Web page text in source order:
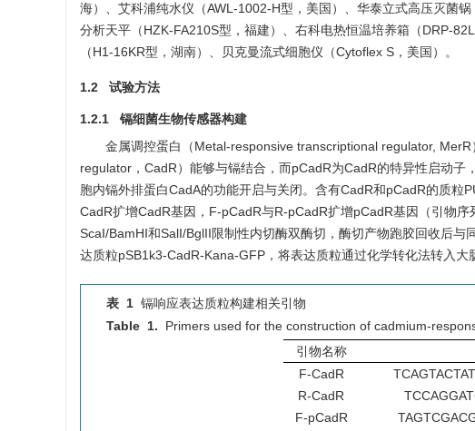
海）、艾科浦纯水仪（AWL-1002-H型，美国）、华泰立式高压灭菌
分析天平（HZK-FA210S型，福建）、右科电热恒温培养箱（DRP-
（H1-16KR型，湖南）、贝克曼流式细胞仪（Cytoflex S，美国）。
1.2 试验方法
1.2.1 镉细菌生物传感器构建
金属调控蛋白（Metal-responsive transcriptional regulator,
regulator，CadR）能够与镉结合，而pCadR为CadR的特异性启动
胞内镉外排蛋白CadA的功能开启与关闭。含有CadR和pCadR的质
CadR扩增CadR基因，F-pCadR与R-pCadR扩增pCadR基因（引物序
ScaI/BamHI和SalI/BglII限制性内切酶双酶切，酶切产物跑胶回收后
达质粒pSB1k3-CadR-Kana-GFP，将表达质粒通过化学转化法转入大
表 1 镉响应表达质粒构建相关引物
Table 1.
Primers used for the construction of cadmium-
引物名称
F-CadR
R-CadR
F-pCadR